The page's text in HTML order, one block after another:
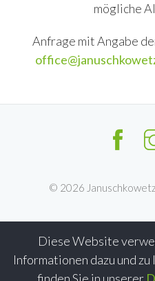
Diese Website
Informationen dazu und
mögliche
Anfrage mit Angabe
© 2026